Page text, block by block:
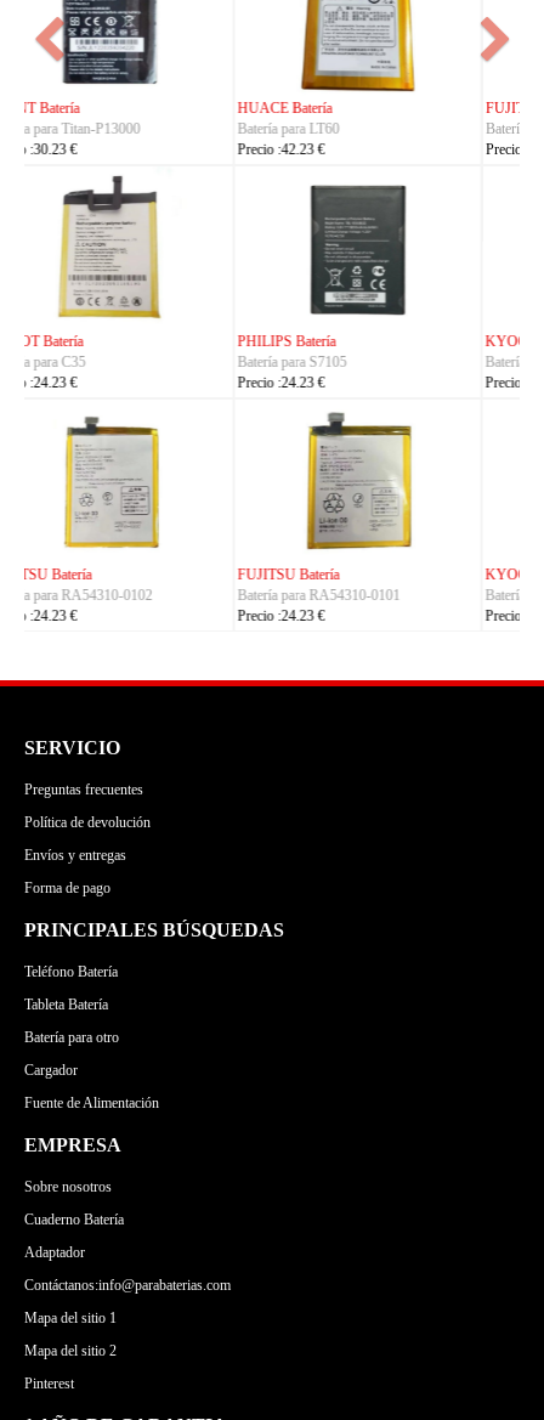
FUJITSU Batería
Batería para RA07503-1091
Precio :24.23 €
FUJITSU Batería
Batería para RA07504-1091
Precio :24.23 €
KYOCERA Batería
Batería para 5AAXBT134JAA
Precio :24.23 €
KYOCERA Batería
Batería para 5AAXBT113JAA
Precio :24.23 €
KYOCERA Batería
Batería para 5AAXBT155
Precio :24.23 €
ACE Batería
Batería para BAS022
Precio :24.23 €
SERVICIO
Preguntas frecuentes
Política de devolución
Envíos y entregas
Forma de pago
PRINCIPALES BÚSQUEDAS
Teléfono Batería
Tableta Batería
Batería para otro
Cargador
Fuente de Alimentación
EMPRESA
Sobre nosotros
Cuaderno Batería
Adaptador
Contáctanos:info@parabaterias.com
Mapa del sitio 1
Mapa del sitio 2
Pinterest